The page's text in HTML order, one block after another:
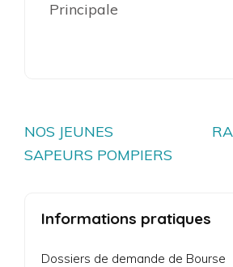
Principale
Navigation
de
NOS JEUNES
SAPEURS POMPIERS
Informations pratiques
Dossiers de demande de Bourse